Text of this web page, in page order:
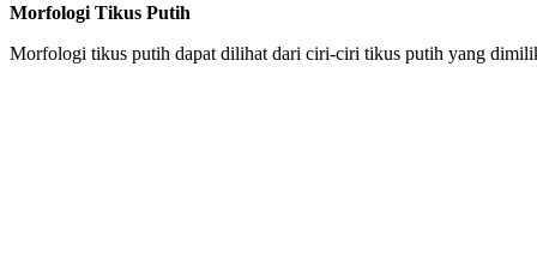
Morfologi Tikus Putih
Morfologi tikus putih dapat dilihat dari ciri-ciri tikus putih yang